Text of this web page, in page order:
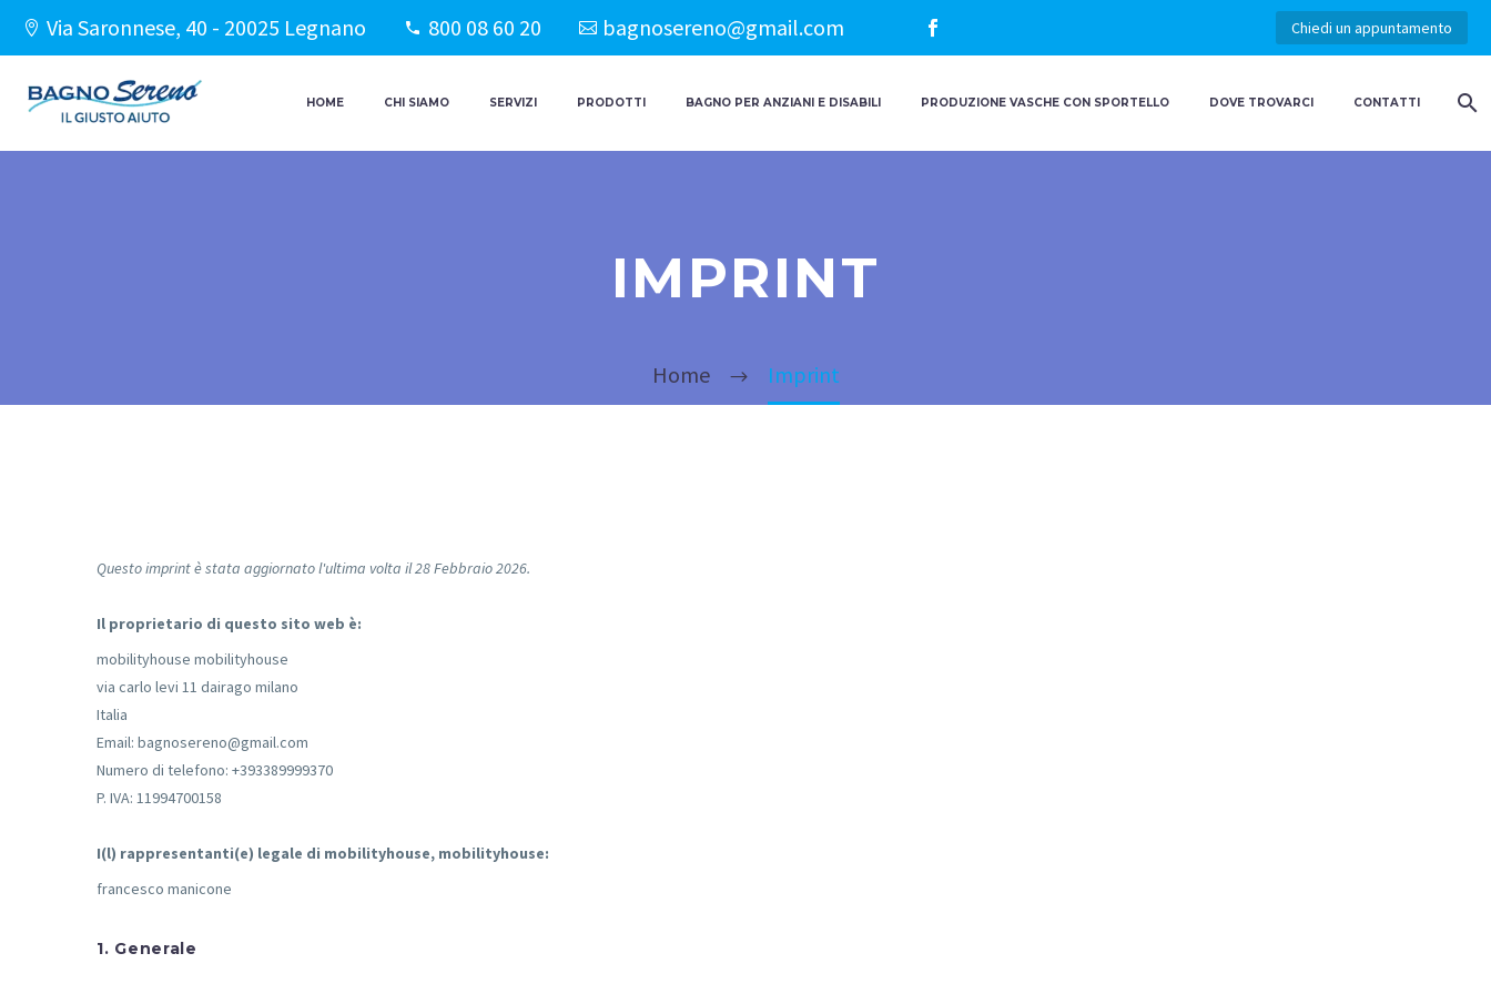
Via Saronnese, 40 - 20025 Legnano 800 08 60 20 bagnosereno@gmail.com Chiedi un appuntamento
HOME CHI SIAMO SERVIZI PRODOTTI BAGNO PER ANZIANI E DISABILI PRODUZIONE VASCHE CON SPORTELLO DOVE TROVARCI CONTATTI
IMPRINT
Home Imprint
Questo imprint è stata aggiornato l'ultima volta il 28 Febbraio 2026.
Il proprietario di questo sito web è:
mobilityhouse mobilityhouse
via carlo levi 11 dairago milano
Italia
Email: bagnosereno@gmail.com
Numero di telefono: +393389999370
P. IVA: 11994700158
I(l) rappresentanti(e) legale di mobilityhouse, mobilityhouse:
francesco manicone
1. Generale